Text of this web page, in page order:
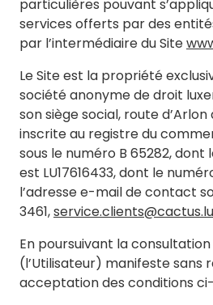
particulières pouvant
services offerts par des
par l’intermédiaire du Site
Le Site est la propriété
société anonyme de droit
son siège social, route
inscrite au registre du
sous le numéro B 65282, dont
est LU17616433, dont le
l’adresse e-mail de contact
3461,service.clients@cactus.lu
En poursuivant la consultation
(l’Utilisateur) manifeste sans
acceptation des conditions